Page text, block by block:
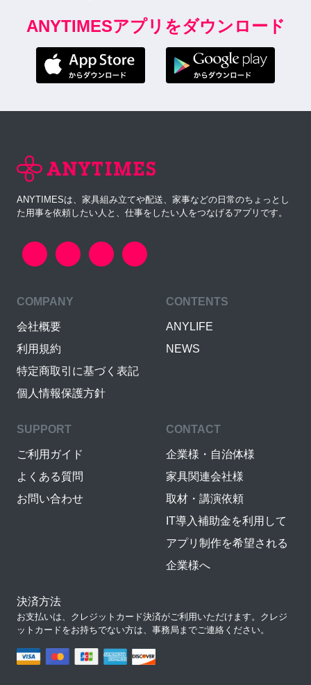
ANYTIMESアプリをダウンロード
ANYTIMESは、家具組み立てや配送、家事などの日常のちょっとし
た用事を依頼したい人と、仕事をしたい人をつなげるアプリです。
COMPANY
会社概要
利用規約
特定商取引に基づく表記
個人情報保護方針
CONTENTS
ANYLIFE
NEWS
SUPPORT
ご利用ガイド
よくある質問
お問い合わせ
CONTACT
企業様・自治体様
家具関連会社様
取材・講演依頼
IT導入補助金を利用して
アプリ制作を希望される
企業様へ
決済方法
お支払いは、クレジットカード決済がご利用いただけます。クレジ
ットカードをお持ちでない方は、事務局までご連絡ください。